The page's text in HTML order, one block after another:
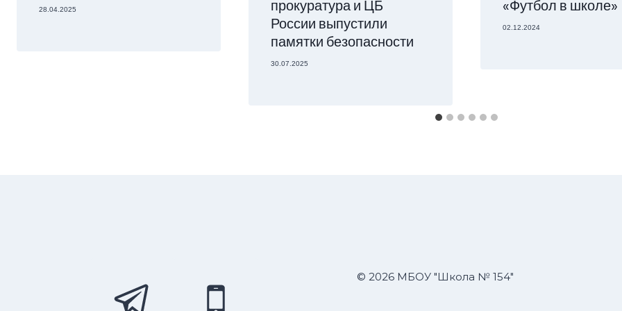
28.04.2025
прокуратура и ЦБ
России выпустили
памятки безопасности
30.07.2025
«Футбол в школе»
02.12.2024
© 2026 МБОУ "Школа № 154"